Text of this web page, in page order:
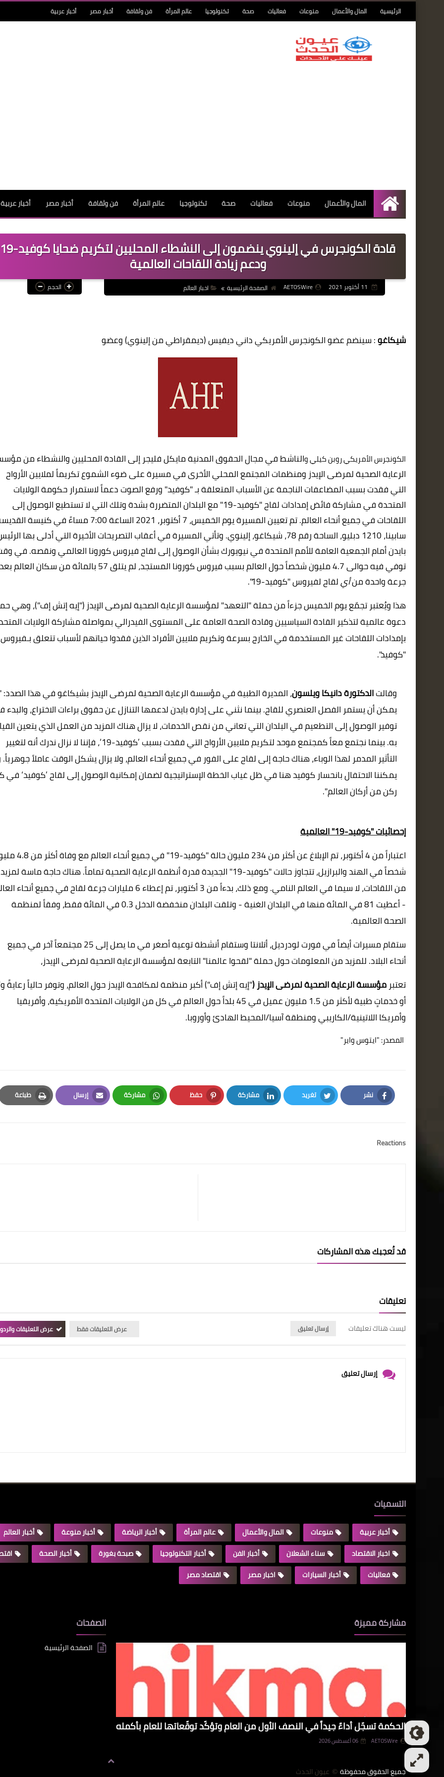
الرئيسية المال والأعمال منوعات فعاليات صحة تكنولوجيا عالم المرأة فن وثقافة أخبار مصر أخبار عربية
الرئيسية
المال والأعمال منوعات فعاليات صحة تكنولوجيا عالم المرأة فن وثقافة أخبار مصر أخبار عربية
قادة الكونجرس في إلينوي ينضمون إلى النشطاء المحليين لتكريم ضحايا كوفيد-19
ودعم زيادة اللقاحات العالمية
AETOSWire الصفحة الرئيسية اخبار العالم الحجم
شيكاغو:سينضم عضو الكونجرس الأمريكي داني ديفيس (ديمقراطي من إلينوي) وعضو
الكونجرس الأمريكي روبن كيلي والناشط في مجال الحقوق المدنية مايكل فليجر إلى القادة المحليين والنشطاء من
الرعاية الصحية لمرضى الإيدز ومنظمات المجتمع المحلي الأخرى في مسيرة على ضوء الشموع تكريماً لملايين الأرواح
التي فقدت بسبب المضاعفات الناجمة عن الأسباب المتعلقة بـ "كوفيد" ورفع الصوت دعماً لاستمرار حكومة الولايات
المتحدة في مشاركة فائض إمدادات لقاح "كوفيد-19" مع البلدان المتضررة بشدة وتلك التي لا تستطيع الوصول إلى
اللقاحات في جميع أنحاء العالم. تم تعيين المسيرة يوم الخميس، 7 أكتوبر، 2021 الساعة 7:00 مساءً في كنيسة
سابينا، 1210 دبليو، الساحة رقم 78، شيكاغو، إلينوي. وتأتي المسيرة في أعقاب التصريحات الأخيرة التي أدلى بها
بايدن أمام الجمعية العامة للأمم المتحدة في نيويورك بشأن الوصول إلى لقاح فيروس كورونا العالمي ونقصه. في
توفي فيه حوالى 4.7 مليون شخصاً حول العالم بسبب فيروس كورونا ال
مستجد
، لم يتلق 57 بالمائة من سكان العالم بعد
جرعة واحدة منأيلقاح لفيروس "كوفيد-19".
هذا ويُعتبر تجمّع يوم الخميس جزءاً من حملة"التعهد" لمؤسسة الرعاية الصحية لمرضى الإيدز ("إيه إتش إف")، وهي
دعوة عالمية لتذكير القادة السياسيين وقادة الصحة العامة على المستوى الفيدرالي بمواصلة مشاركة الولايات
بإمدادات اللقاحات غير المستخدمة في الخارج بسرعة وتكريم ملايين الأفراد الذين فقدوا حياتهم لأسباب تتعلق بـفيروس
"كوفيد".
وقالتالدكتورة دانيكا ويلسون، المديرة الطبية في مؤسسة الرعاية الصحية لمرضى الإيدز بشيكاغو في هذا الصدد:
يمكن أن يستمر الفصل العنصري للقاح. بينما نثني على إدارة بايدن لدعمها التنازل عن حقوق براءات الاختراع،
توفير الوصول إلى التطعيم في البلدان التي تعاني من نقص الخدمات، لا يزال هناك المزيد من العمل الذي يتعين
به. بينما نجتمع معاً كمجتمع موحد لتكريم ملايين الأرواح التي فقدت بسبب ’كوفيد-19‘، فإننا لا نزال ندرك أنه لتغيير
التأثير المدمر لهذا الوباء، هناك حاجة إلى لقاح على الفور في جميع أنحاء العالم، ولا يزاليشكلالوقت عاملاً جوهرياً.
يمكننا الاحتفال بانحسار كوفيد هنا في ظل غياب الخطة الإستراتيجية لضمان إمكانية الوصول إلى لقاح ’كوفيد‘ في
ركن من أركان العالم"
.
إحصائيات "كوفيد-19" العالمية
اعتباراً من 4 أكتوبر، تم الإبلاغ عن أكثر من 234 مليون حالة
"كوفيد-19"
في جميع أنحاء العالم مع
شخصاً في الهند والبرازيل، تتجاوز حالات
"كوفيد-19" الجديدة قدرة أنظمة الرعاية الصحية تماماً. هناك حاجة ماسة لمزيد
من اللقاحات، لا سيما في العالم النامي. ومع ذلك،بدءاً
من 3 أكتوبر، تم إعطاء 6 مليارات جرعة لقاح في جميع أنحاء
- أعطيت 81 في المائة منها في البلدان الغنية - وتلقت البلدان منخفضة الدخل 0.3 في المائة فقط، وفقاً لمنظمة
الصحة العالمية.
ستقام مسيرات أيضاً في فورت لودرديل، أتلانتا وستقام أنشطة توعية أصغر في ما يصل إلى 25 مجتمعاً آخر في جميع
أنحاء البلاد. للمزيد من المعلومات حول حملة "لقحوا عالمنا" التابعة لمؤسسة الرعاية الصحية لمرضى الإيدز،
تعتبر مؤسسة الرعاية الصحية لمرضى الإيدز ("إيه إتش إف") أكبر منظمة لمكافحة الإيدز حول العالم، وتوفر حالياً رعايةً
أو خدماتٍ طبية لأكثر من 1.5 مليون عميل في
45بلداً حول العالم في كل من الولايات المتحدة الأمريكية، وأفريقيا
وأمريكا اللاتينية/الكاريبي ومنطقة آسيا/المحيط الهادئ وأوروبا.
المصدر:"ايتوس واير"
نشر
Facebook
تغريد
Twitter
مشاركة
LinkedIn
حفظ
Pinterest
مشاركة
Whatsapp
إرسال
Email
طباعة
Print
Reactions
قد تُعجبك هذه المشاركات
تعليقات
ليست هناك تعليقات إرسال تعليق عرض التعليقات فقط عرض التعليقات
إرسال تعليق
التسميات
أخبار عربية منوعات المال والأعمال عالم المرأة أخبار الرياضة أخبار منوعة
أخبار العالم
اخبار الاقتصاد
سناء الشعلان أخبار الفن أخبار التكنولوجيا صبحة بغورة أخبار الصحة
فعاليات
أخبار السيارات اخبار مصر اقتصاد مصر
مشاركة مميزة
الحكمة تسجّل أداءً جيداً في النصف الأول من العام وتؤكّد توقّعاتها للعام بأكمله
AETOSWire 06 أغسطس 2026
الصفحات
الصفحة الرئيسية
جميع الحقوق محفوظة © عيون الحدث